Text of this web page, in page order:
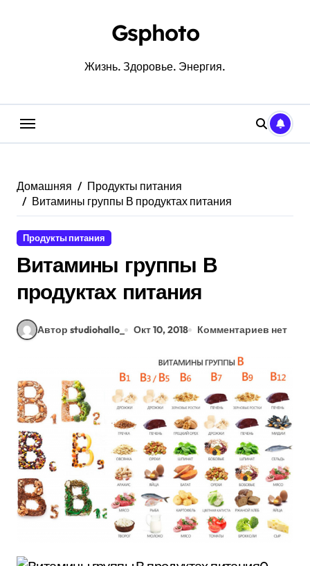
Gsphoto
Жизнь. Здоровье. Энергия.
Домашняя
Продукты питания
Витамины группы В продуктах питания
Продукты питания
Витамины группы В
продуктах питания
Автор studiohallo_ Окт 10, 2018 Комментариев нет